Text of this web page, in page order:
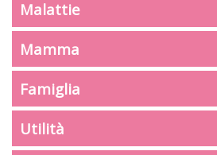
Malattie
Mamma
Famiglia
Utilità